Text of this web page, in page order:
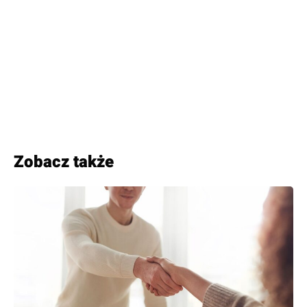
Zobacz także